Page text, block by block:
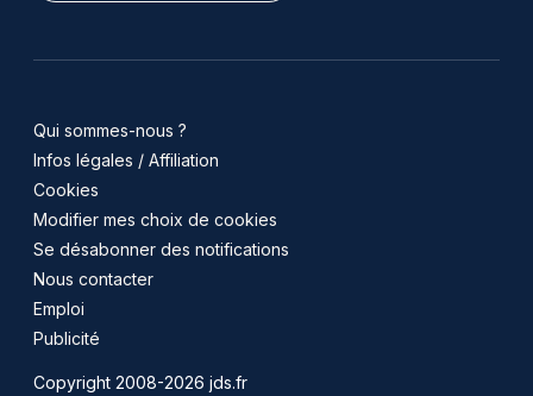
Qui sommes-nous ?
Infos légales / Affiliation
Cookies
Modifier mes choix de cookies
Se désabonner des notifications
Nous contacter
Emploi
Publicité
Copyright 2008-2026 jds.fr